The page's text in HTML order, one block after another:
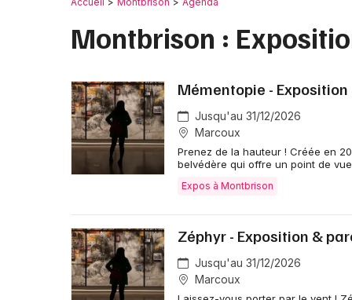
Montbrison :
Mémentopie -
Jusqu'au 31/12/2026
Marcoux
Prenez de la hauteur ! Créée en
belvédère qui offre un point de
Expos à Montbrison
Zéphyr - Exposition &
Jusqu'au 31/12/2026
Marcoux